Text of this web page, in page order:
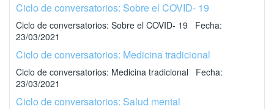
Ciclo de conversatorios: Sobre el COVID- 19
Ciclo de conversatorios: Sobre el COVID- 19 Fecha:
23/03/2021
Ciclo de conversatorios: Medicina tradicional
Ciclo de conversatorios: Medicina tradicional Fecha:
23/03/2021
Ciclo de conversatorios: Salud mental